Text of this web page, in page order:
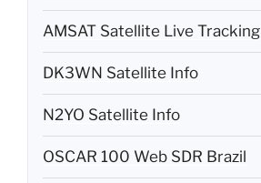
AMSAT Satellite Live Tracking
DK3WN Satellite Info
N2YO Satellite Info
OSCAR 100 Web SDR Brazil